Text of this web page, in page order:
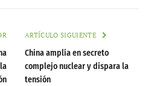
ARTÍCULO SIGUIENTE
China amplía en secreto
complejo nuclear y dispara la
tensión